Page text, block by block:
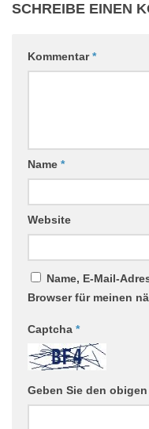
SCHREIBE EINEN
Kommentar*
Name *
Website
Name, E-Mail-
Browser für meinen
Captcha *
Geben Sie den